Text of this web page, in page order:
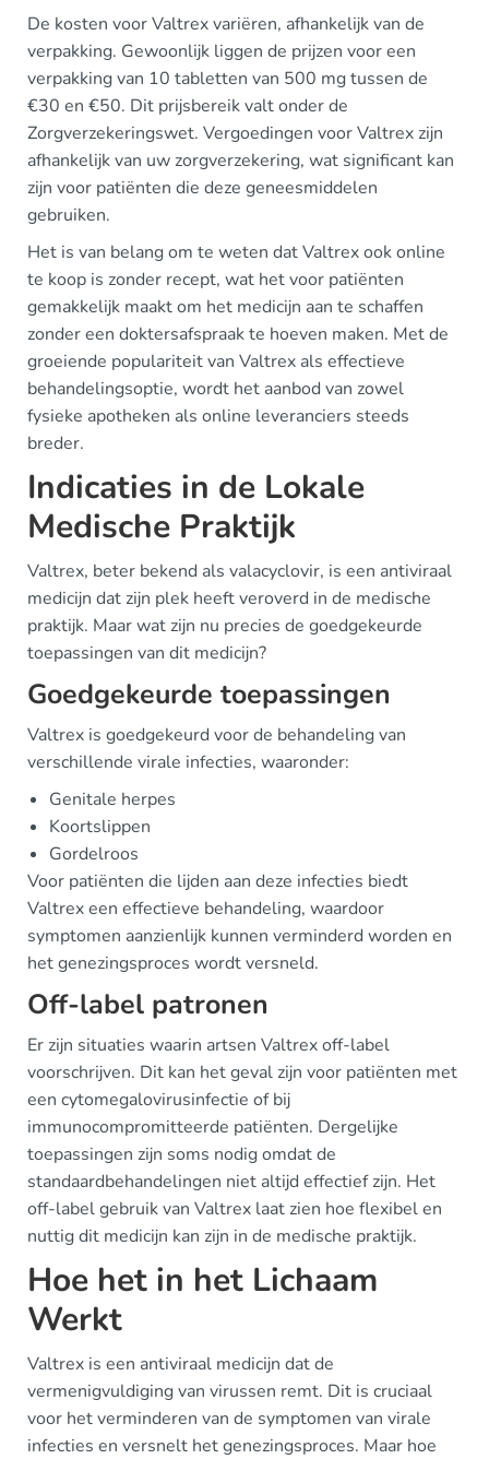
De kosten voor Valtrex variëren, afhankelijk van de
verpakking. Gewoonlijk liggen de prijzen voor een
verpakking van 10 tabletten van 500 mg tussen de
€30 en €50. Dit prijsbereik valt onder de
Zorgverzekeringswet. Vergoedingen voor Valtrex zijn
afhankelijk van uw zorgverzekering, wat significant kan
zijn voor patiënten die deze geneesmiddelen
gebruiken.
Het is van belang om te weten dat Valtrex ook online
te koop is zonder recept, wat het voor patiënten
gemakkelijk maakt om het medicijn aan te schaffen
zonder een doktersafspraak te hoeven maken. Met de
groeiende populariteit van Valtrex als effectieve
behandelingsoptie, wordt het aanbod van zowel
fysieke apotheken als online leveranciers steeds
breder.
Indicaties in de Lokale
Medische Praktijk
Valtrex, beter bekend als valacyclovir, is een antiviraal
medicijn dat zijn plek heeft veroverd in de medische
praktijk. Maar wat zijn nu precies de goedgekeurde
toepassingen van dit medicijn?
Goedgekeurde toepassingen
Valtrex is goedgekeurd voor de behandeling van
verschillende virale infecties, waaronder:
Genitale herpes
Koortslippen
Gordelroos
Voor patiënten die lijden aan deze infecties biedt
Valtrex een effectieve behandeling, waardoor
symptomen aanzienlijk kunnen verminderd worden en
het genezingsproces wordt versneld.
Off-label patronen
Er zijn situaties waarin artsen Valtrex off-label
voorschrijven. Dit kan het geval zijn voor patiënten met
een cytomegalovirusinfectie of bij
immunocompromitteerde patiënten. Dergelijke
toepassingen zijn soms nodig omdat de
standaardbehandelingen niet altijd effectief zijn. Het
off-label gebruik van Valtrex laat zien hoe flexibel en
nuttig dit medicijn kan zijn in de medische praktijk.
Hoe het in het Lichaam
Werkt
Valtrex is een antiviraal medicijn dat de
vermenigvuldiging van virussen remt. Dit is cruciaal
voor het verminderen van de symptomen van virale
infecties en versnelt het genezingsproces. Maar hoe